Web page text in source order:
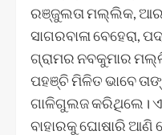
ରଞ୍ଜୁଲତା ମଲ୍ଲିକ,
ସାଗରବାଳା ବେହେରା,
ଗ୍ରାମର ନବକୁମାର
ପହଞ୍ଚି ମିଳିତ ଭାବେ
ଗାଳିଗୁଲଜ କରିଥିଲେ।
ବାହାରକୁ ଘୋଷାରି ଆଣି